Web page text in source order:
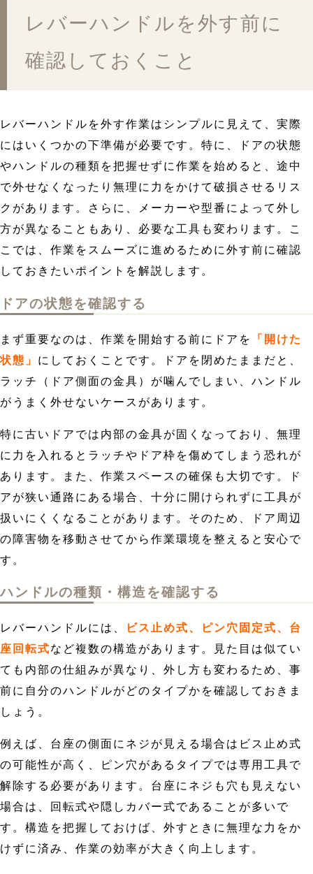
レバーハンドルを外す前に
確認しておくこと
レバーハンドルを外す作業はシンプルに見えて、実際
にはいくつかの下準備が必要です。特に、ドアの状態
やハンドルの種類を把握せずに作業を始めると、途中
で外せなくなったり無理に力をかけて破損させるリス
クがあります。さらに、メーカーや型番によって外し
方が異なることもあり、必要な工具も変わります。こ
こでは、作業をスムーズに進めるために外す前に確認
しておきたいポイントを解説します。
ドアの状態を確認する
まず重要なのは、作業を開始する前にドアを
「開けた
状態」 にしておくことです。ドアを閉めたままだと、
ラッチ（ドア側面の金具）が噛んでしまい、ハンドル
がうまく外せないケースがあります。
特に古いドアでは内部の金具が固くなっており、無理
に力を入れるとラッチやドア枠を傷めてしまう恐れが
あります。また、作業スペースの確保も大切です。ド
アが狭い通路にある場合、十分に開けられずに工具が
扱いにくくなることがあります。そのため、ドア周辺
の障害物を移動させてから作業環境を整えると安心で
す。
ハンドルの種類・構造を確認する
レバーハンドルには、
ビス止め式、ピン穴固定式、台
座回転式など複数の構造があります。見た目は似てい
ても内部の仕組みが異なり、外し方も変わるため、事
前に自分のハンドルがどのタイプかを確認しておきま
しょう。
例えば、台座の側面にネジが見える場合はビス止め式
の可能性が高く、ピン穴があるタイプでは専用工具で
解除する必要があります。台座にネジも穴も見えない
場合は、回転式や隠しカバー式であることが多いで
す。構造を把握しておけば、外すときに無理な力をか
けずに済み、作業の効率が大きく向上します。